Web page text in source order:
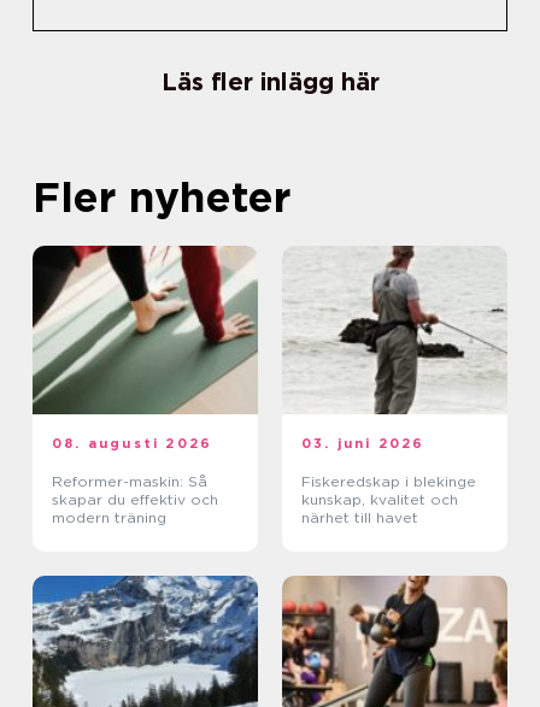
Läs fler inlägg här
Fler nyheter
08. augusti 2026
Reformer-maskin: Så
skapar du effektiv och
modern träning
03. juni 2026
Fiskeredskap i blekinge
kunskap, kvalitet och
närhet till havet